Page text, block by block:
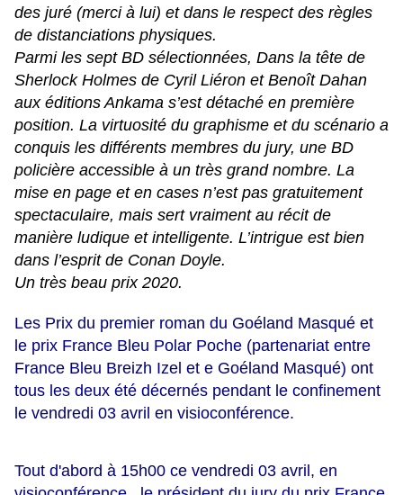
des juré (merci à lui) et dans le respect des règles
de distanciations physiques.
Parmi les sept BD sélectionnées, Dans la tête de
Sherlock Holmes de Cyril Liéron et Benoît Dahan
aux éditions Ankama s’est détaché en première
position. La virtuosité du graphisme et du scénario a
conquis les différents membres du jury, une BD
policière accessible à un très grand nombre. La
mise en page et en cases n’est pas gratuitement
spectaculaire, mais sert vraiment au récit de
manière ludique et intelligente. L’intrigue est bien
dans l’esprit de Conan Doyle.
Un très beau prix 2020.
Les Prix du premier roman du Goéland Masqué et
le prix France Bleu Polar Poche (partenariat entre
France Bleu Breizh Izel et e Goéland Masqué) ont
tous les deux été décernés pendant le confinement
le vendredi 03 avril en visioconférence.
Tout d'abord à 15h00 ce vendredi 03 avril, en